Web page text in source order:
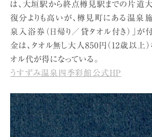
は、大垣駅から終点樽見駅までの片道
復分よりも高いが、樽見町にある温泉
泉入浴券（日帰り／貸タオル付き）」が
金は、タオル無し大人850円（12歳以上
オル代が得になっている。
うすずみ温泉四季彩館公式HP